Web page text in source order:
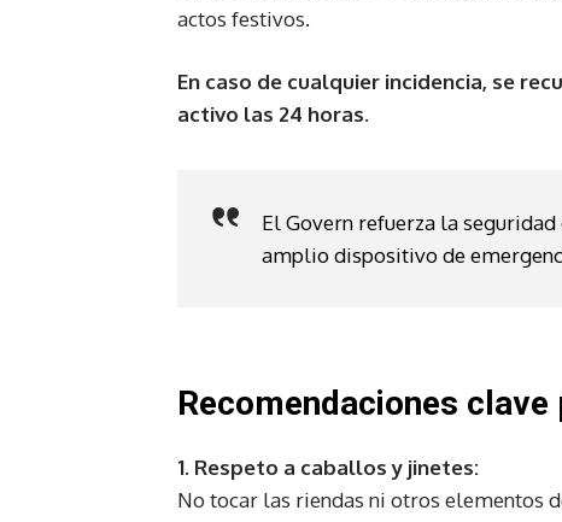
actos festivos.
En caso de cualquier incidencia, se
activo las 24 horas.
El Govern refuerza la seguridad
amplio dispositivo de
Recomendaciones
1. Respeto a caballos y jinetes:
No tocar las riendas ni otros elementos